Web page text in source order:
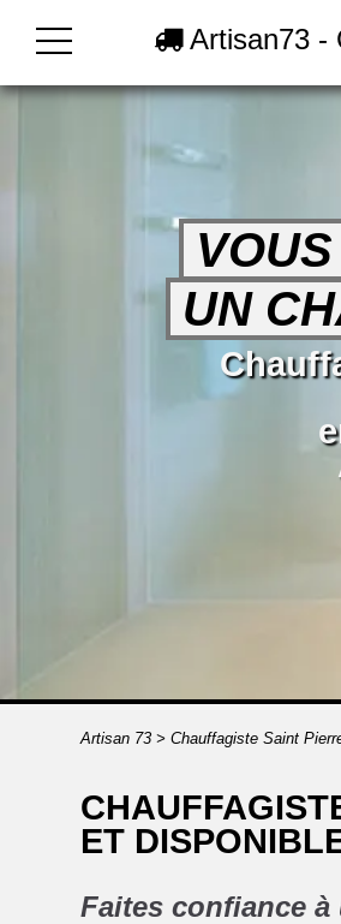
Artisan73 -
UN
Artisan 73> Chauffagiste Saint
ET
Faites confiance à